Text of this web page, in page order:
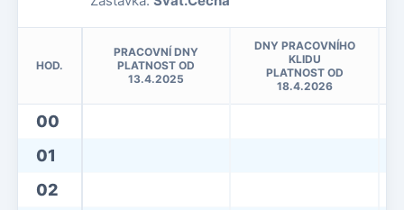
HOD.
PRACOVNÍ DNY
PLATNOST OD
13.4.2025
DNY PRACOVNÍHO
KLIDU
PLATNOST OD
18.4.2026
00
01
02